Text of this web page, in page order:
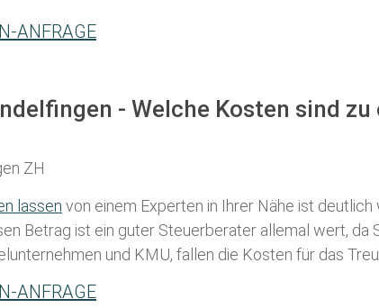
ANFRAGE
- Welche Kosten sind zu
lassen von einem Experten in Ihrer Nähe ist
Betrag ist ein guter Steuerberater allemal wert,
und KMU, fallen die Kosten für das
ANFRAGE